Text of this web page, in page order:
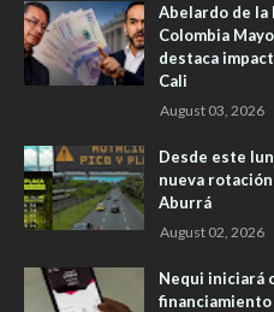
Abelardo de la
Colombia
destaca
Cali
August 03, 2026
Desde este
nueva
Aburrá
August 02, 2026
Nequi iniciará